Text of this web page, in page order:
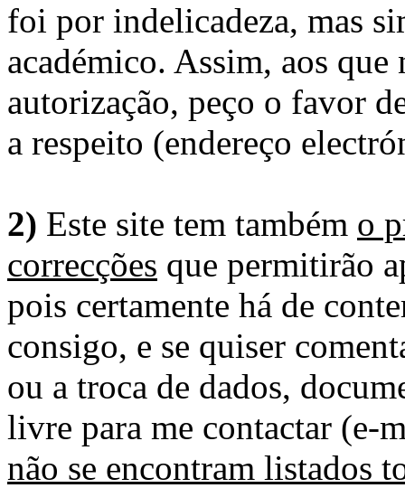
foi por indelicadeza, mas
académico. Assim, aos
autorização, peço o favor
a respeito (endereço
2) Este site tem também o
correcções que permitirão
pois certamente há de
consigo, e se quiser
ou a troca de dados,
livre para me contactar (e-
não se encontram listados